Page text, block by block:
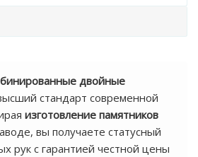
двойные
стандарт современной
изготовление памятников
вы получаете статусный
рук с гарантией честной цены